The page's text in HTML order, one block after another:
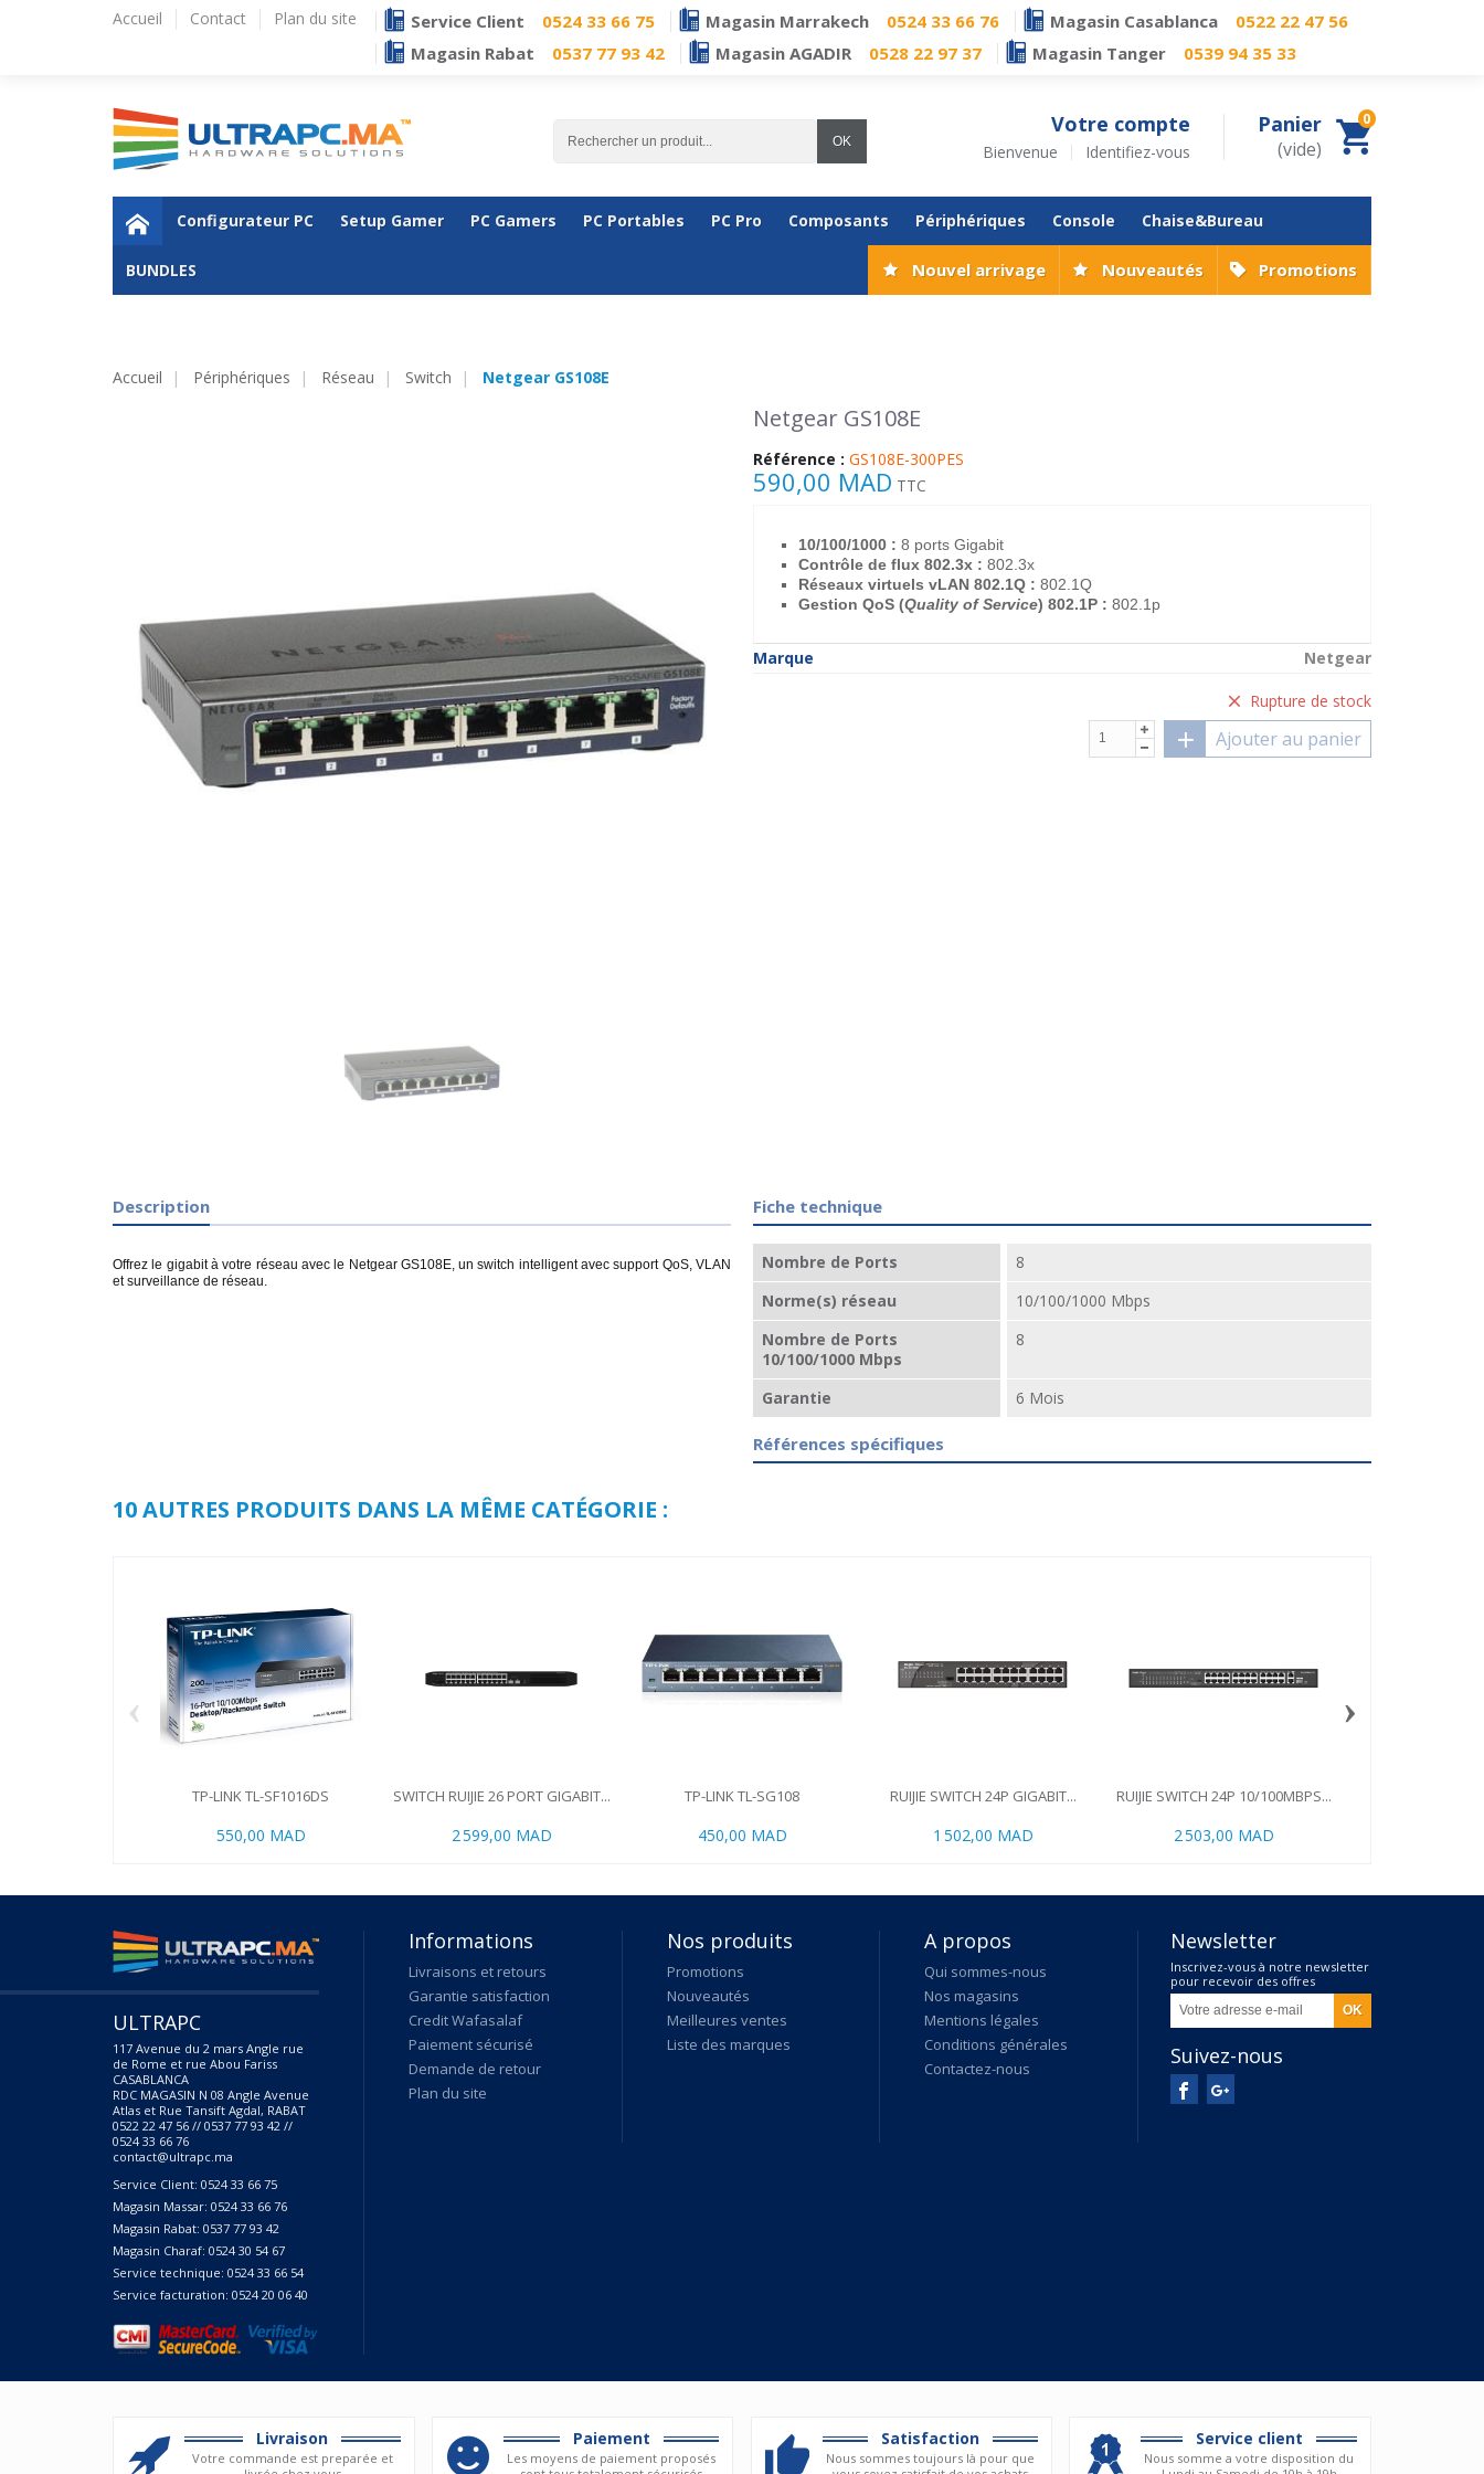
Accueil Contact Plan du site Service Client 0524 33 66 75 Magasin Marrakech 0524 33 66 76 Magasin Casablanca
0522 22 47 56
Magasin Rabat
0537 77 93 42 Magasin AGADIR 0528 22 97 37 Magasin Tanger 0539 94 35 33
OK
Panier
(vide)
0
Votre compte
Bienvenue Identifiez-vous
Promotions
Nouveautés
Nouvel arrivage
Configurateur PC Setup Gamer PC Gamers PC Portables PC Pro Composants Périphériques Console Chaise&Bureau
BUNDLES
Accueil Périphériques Réseau Switch Netgear GS108E
Netgear GS108E
Référence : GS108E-300PES
590,00 MAD TTC
10/100/1000 : 8 ports Gigabit
Contrôle de flux 802.3x : 802.3x
Réseaux virtuels vLAN 802.1Q : 802.1Q
Gestion QoS (Quality of Service) 802.1P : 802.1p
Marque Netgear
Rupture de stock
Ajouter au panier
Description
Offrez le gigabit à votre réseau avec le Netgear GS108E, un switch intelligent avec support QoS, VLAN
et surveillance de réseau.
Fiche technique
Nombre de Ports
8
Norme(s) réseau
10/100/1000 Mbps
Nombre de Ports
10/100/1000 Mbps
8
Garantie 6 Mois
Références spécifiques
10 AUTRES PRODUITS DANS LA MÊME CATÉGORIE :
TP-LINK TL-SF1016DS
550,00 MAD
SWITCH RUIJIE 26 PORT GIGABIT...
2 599,00 MAD
TP-LINK TL-SG108
450,00 MAD
RUIJIE SWITCH 24P GIGABIT...
1 502,00 MAD
RUIJIE SWITCH 24P 10/100MBPS...
2 503,00 MAD
‹ ›
ULTRAPC
117 Avenue du 2 mars Angle rue
de Rome et rue Abou Fariss
CASABLANCA
RDC MAGASIN N 08 Angle Avenue
Atlas et Rue Tansift Agdal, RABAT
0522 22 47 56 // 0537 77 93 42 //
0524 33 66 76
contact@ultrapc.ma
Service Client: 0524 33 66 75
Magasin Massar: 0524 33 66 76
Magasin Rabat: 0537 77 93 42
Magasin Charaf: 0524 30 54 67
Service technique: 0524 33 66 54
Service facturation: 0524 20 06 40
Informations
Livraisons et retours
Garantie satisfaction
Credit Wafasalaf
Paiement sécurisé
Demande de retour
Plan du site
Nos produits
Promotions
Nouveautés
Meilleures ventes
Liste des marques
A propos
Qui sommes-nous
Nos magasins
Mentions légales
Conditions générales
Contactez-nous
Newsletter
Inscrivez-vous à notre newsletter
pour recevoir des offres
exclusives
Suivez-nous
Livraison
Votre commande est preparée et
Paiement
Les moyens de paiement proposés
Satisfaction
Nous sommes toujours là pour que
Service client
Nous somme a votre disposition du